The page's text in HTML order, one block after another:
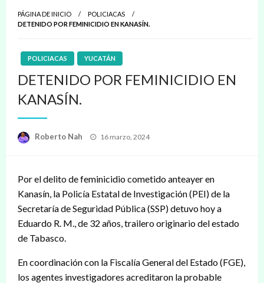
PÁGINA DE INICIO
POLICIACAS
DETENIDO POR FEMINICIDIO EN KANASÍN.
POLICIACAS YUCATÁN
DETENIDO POR FEMINICIDIO EN
KANASÍN.
Roberto Nah
Publicado
16 marzo, 2024
Por el delito de feminicidio cometido anteayer en
Kanasín, la Policía Estatal de Investigación (PEI) de la
Secretaría de Seguridad Pública (SSP) detuvo hoy a
Eduardo R. M., de 32 años, trailero originario del estado
de Tabasco.
En coordinación con la Fiscalía General del Estado (FGE),
los agentes investigadores acreditaron la probable